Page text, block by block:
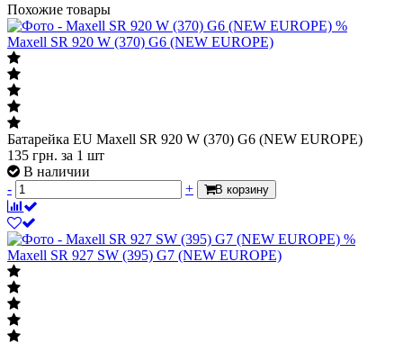
Похожие товары
%
Maxell SR 920 W (370) G6 (NEW EUROPE)
Батарейка EU Maxell SR 920 W (370) G6 (NEW EUROPE)
135 грн. за 1 шт
В наличии
-
+ В корзину
%
Maxell SR 927 SW (395) G7 (NEW EUROPE)